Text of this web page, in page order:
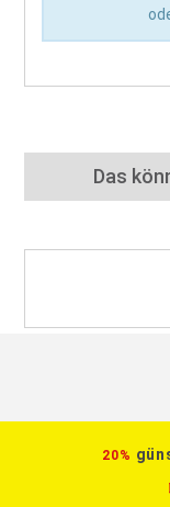
Das
20%